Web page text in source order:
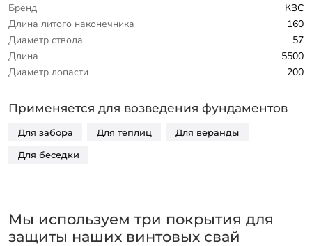
Бренд
КЗС
Длина литого наконечника
160
Диаметр ствола
57
Длина
5500
Диаметр лопасти
200
Применяется для возведения фундаментов
Для забора Для теплиц Для веранды
Для беседки
Мы используем три покрытия для
защиты наших винтовых свай